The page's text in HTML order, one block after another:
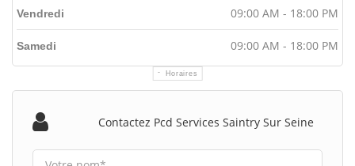
Horaires
Vendredi 09:00 AM - 18:00 PM
Samedi 09:00 AM - 18:00 PM
Contactez Pcd Services Saintry Sur Seine